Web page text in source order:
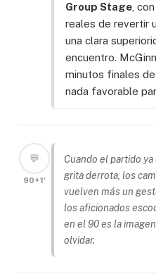
Group Stage ,
reales de revertir
una clara
encuentro.
minutos finales
nada favorable
💬
90+1'
Cuando el partido
grita derrota, los
vuelven más un
los aficionados
en el 90 es la
olvidar.